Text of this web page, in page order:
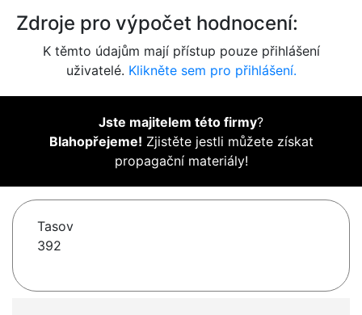
Zdroje pro výpočet hodnocení:
K těmto údajům mají přístup pouze přihlášení
uživatelé. Klikněte sem pro přihlášení.
Jste majitelem této firmy?
Blahopřejeme! Zjistěte jestli můžete získat
propagační materiály!
Tasov
392